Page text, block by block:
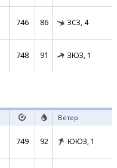
746 86 ЗСЗ, 4
748 91 ЗЮЗ, 1
Ветер
749 92 ЮЮЗ, 1